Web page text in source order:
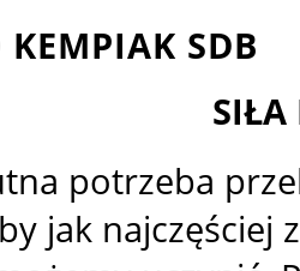
KEMPIAK SDB
SIŁA
potrzeba
jak najczęściej